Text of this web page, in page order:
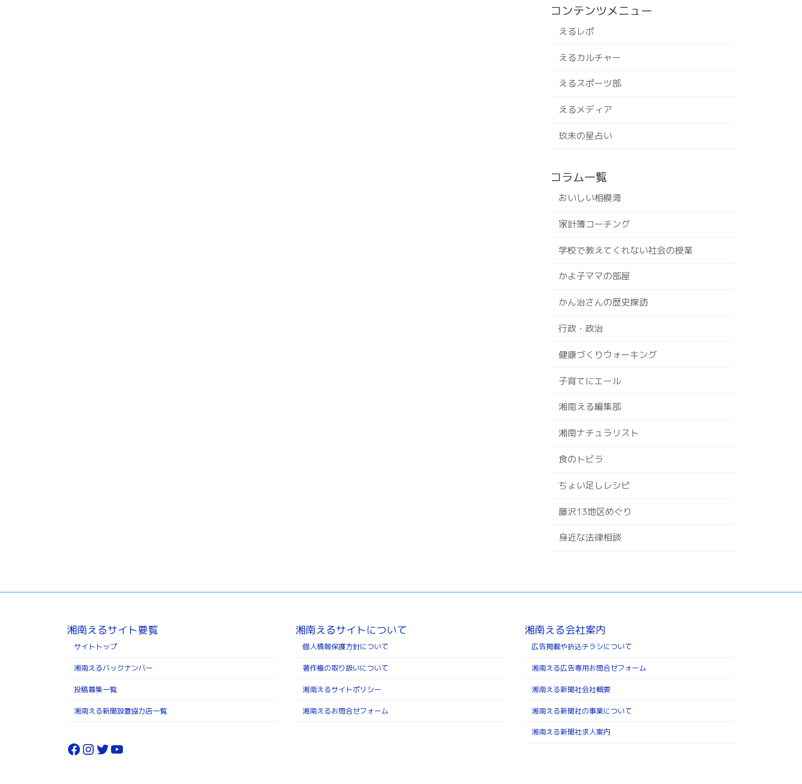
コンテンツメニュー
えるレポ
えるカルチャー
えるスポーツ部
えるメディア
玖未の星占い
コラム一覧
おいしい相模湾
家計簿コーチング
学校で教えてくれない社会の授業
かよ子ママの部屋
かん治さんの歴史探訪
行政・政治
健康づくりウォーキング
子育てにエール
湘南える編集部
湘南ナチュラリスト
食のトビラ
ちょい足しレシピ
藤沢13地区めぐり
身近な法律相談
湘南えるサイト要覧
サイトトップ
湘南えるバックナンバー
投稿募集一覧
湘南える新聞設置協力店一覧
Facebook
Instagram
Twitter
YouTube
湘南えるサイトについて
個人情報保護方針について
著作権の取り扱いについて
湘南えるサイトポリシー
湘南えるお問合せフォーム
湘南える会社案内
広告掲載や折込チラシについて
湘南える広告専用お問合せフォーム
湘南える新聞社会社概要
湘南える新聞社の事業について
湘南える新聞社求人案内